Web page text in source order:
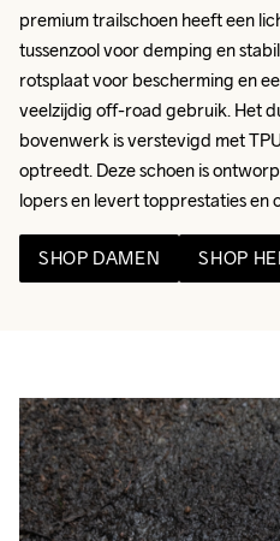
premium trailschoen heeft een
tussenzool voor demping en
rotsplaat voor bescherming en
veelzijdig off-road gebruik. Het
bovenwerk is verstevigd met
optreedt. Deze schoen is
lopers en levert topprestaties en
SHOP DAMEN SHOP